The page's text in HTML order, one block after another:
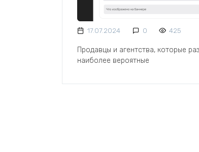
17.07.2024 0 425
Продавцы и агентства, которые
наиболее вероятные